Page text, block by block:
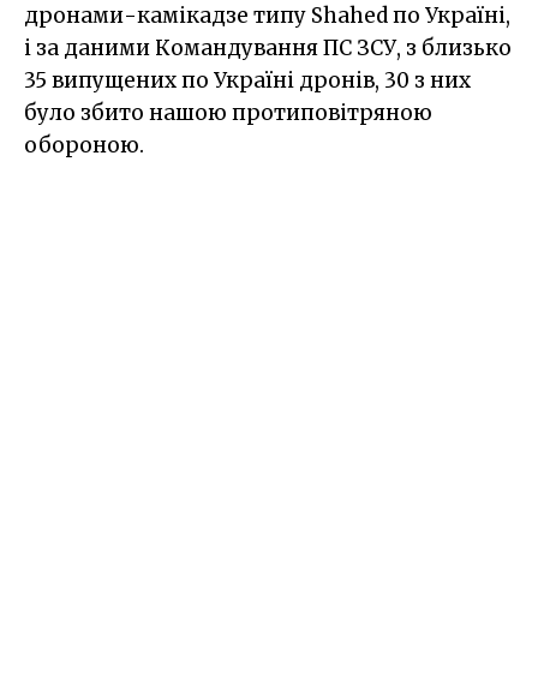
дронами-камікадзе типу Shahed по Україні,
і за даними Командування ПС ЗСУ, з близько
35 випущених по Україні дронів, 30 з них
було збито нашою протиповітряною
обороною.